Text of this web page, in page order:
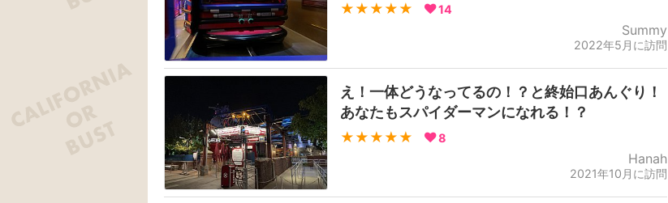
★★★★★ 14
Summy
2022年5月に訪問
え！一体どうなってるの！？と終始口あんぐり！
あなたもスパイダーマンになれる！？
★★★★★ 8
Hanah
2021年10月に訪問